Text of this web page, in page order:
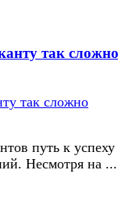
так сложно
путь к успеху
Несмотря на ...